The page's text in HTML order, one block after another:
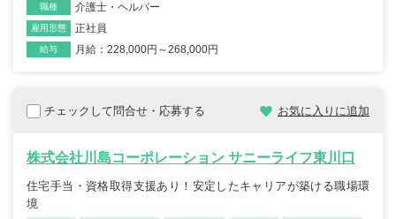
職種 介護士・ヘルパー
雇用形態 正社員
給与 月給：228,000円～268,000円
チェックして問合せ・応募する お気に入りに追加
株式会社川島コーポレーション サニーライフ東川口
住宅手当・資格取得支援あり！安定したキャリアが築ける職場環
境